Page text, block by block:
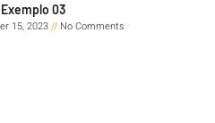
03
15, 2023 No Comments